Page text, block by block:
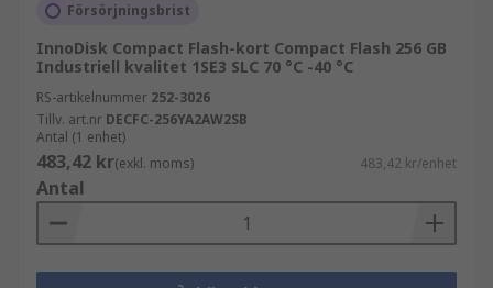
Försörjningsbrist
InnoDisk Compact Flash-kort Compact Flash 256 GB
Industriell kvalitet 1SE3 SLC 70 °C -40 °C
RS-artikelnummer 252-3026
Tillv. art.nr DECFC-256YA2AW2SB
Antal (1 enhet)
483,42 kr(exkl. moms) 483,42 kr/enhet
Antal